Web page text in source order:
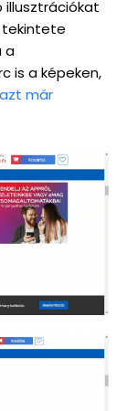
illusztrációkat
tekintete
a
is a képeken,
már